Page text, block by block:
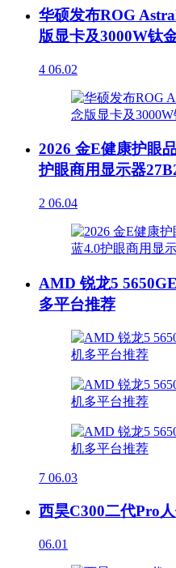
华硕发布ROG
版显卡及3000W钛
4 06.02
2026 金E健康护眼
护眼商用显示器
2 06.04
AMD 锐龙5
多平台推荐
7 06.03
西昊C300二代Pro
06.01